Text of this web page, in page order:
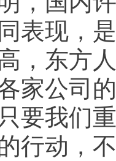
表现，
，东方
家公司
要我们
行动，